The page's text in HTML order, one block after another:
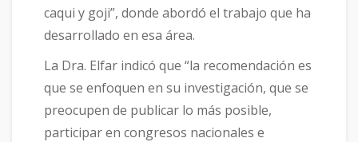
caqui y goji”, donde abordó el trabajo que ha
desarrollado en esa área.
La Dra. Elfar indicó que “la recomendación es
que se enfoquen en su investigación, que se
preocupen de publicar lo más posible,
participar en congresos nacionales e